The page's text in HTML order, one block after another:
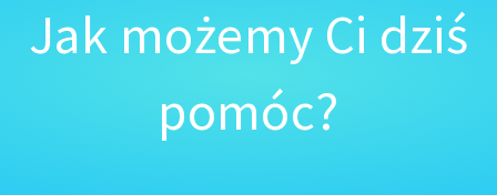
Jak możemy Ci dziś
pomóc?